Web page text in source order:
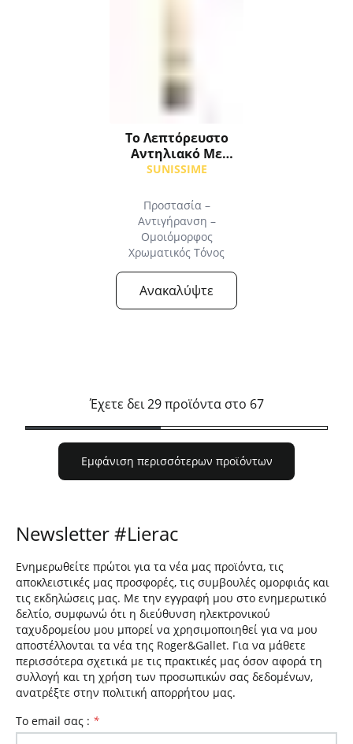
Το Λεπτόρευστο
Αντηλιακό Με
Χρώμα SPF30
SUNISSIME
Προστασία –
Αντιγήρανση –
Ομοιόμορφος
Χρωματικός Τόνος
Ανακαλύψτε
Έχετε δει 29 προϊόντα στο 67
Εμφάνιση περισσότερων προϊόντων
Newsletter #Lierac
Ενημερωθείτε πρώτοι για τα νέα μας προϊόντα, τις
αποκλειστικές μας προσφορές, τις συμβουλές ομορφιάς και
τις εκδηλώσεις μας. Με την εγγραφή μου στο ενημερωτικό
δελτίο, συμφωνώ ότι η διεύθυνση ηλεκτρονικού
ταχυδρομείου μου μπορεί να χρησιμοποιηθεί για να μου
αποστέλλονται τα νέα της Roger&Gallet. Για να μάθετε
περισσότερα σχετικά με τις πρακτικές μας όσον αφορά τη
συλλογή και τη χρήση των προσωπικών σας δεδομένων,
ανατρέξτε στην πολιτική απορρήτου μας.
To email σας : *